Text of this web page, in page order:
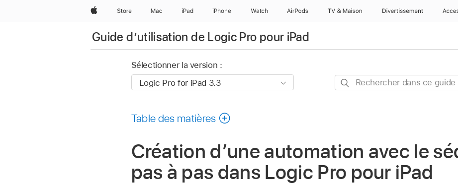
AppleStore Mac iPad iPhone Watch AirPods TV & Maison Divertissements
Guide d’utilisation de Logic Pro pour iPad
Sélectionner la version :
Rechercher
Table des matières
Création d’une automation avec le
pas à pas dans Logic Pro pour iPad